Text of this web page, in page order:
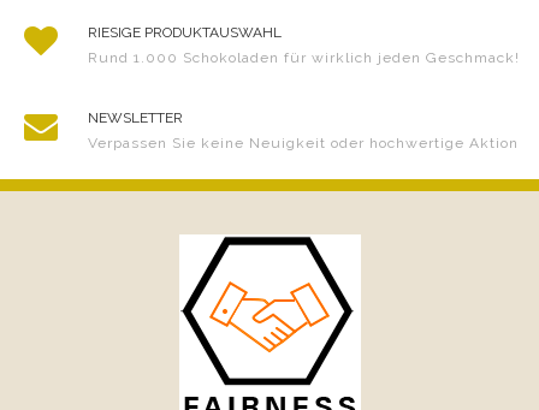
RIESIGE PRODUKTAUSWAHL
Rund 1.000 Schokoladen für wirklich jeden Geschmack!
NEWSLETTER
Verpassen Sie keine Neuigkeit oder hochwertige Aktion